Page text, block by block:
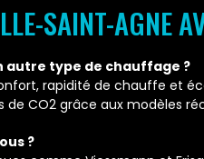
SAINT-AGNE
autre type de chauffage ?
rapidité de chauffe et
CO2 grâce aux modèles
?